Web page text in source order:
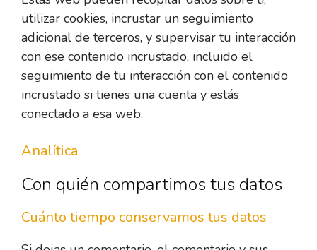
utilizar cookies, incrustar un seguimiento
adicional de terceros, y supervisar tu interacción
con ese contenido incrustado, incluido el
seguimiento de tu interacción con el contenido
incrustado si tienes una cuenta y estás
conectado a esa web.
Analítica
Con quién compartimos tus datos
Cuánto tiempo conservamos tus datos